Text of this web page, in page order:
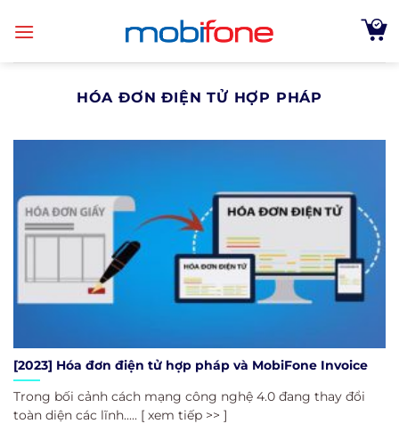
HÓA ĐƠN ĐIỆN TỬ HỢP PHÁP
[2023] Hóa đơn điện tử hợp pháp và MobiFone Invoice
Trong bối cảnh cách mạng công nghệ 4.0 đang thay đổi
toàn diện các lĩnh..... [ xem tiếp >> ]